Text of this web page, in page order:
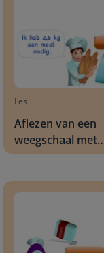
Les
Aflezen van een
weegschaal met
kommagetallen